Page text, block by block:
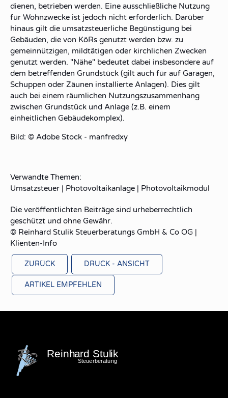
dienen, betrieben werden. Eine ausschließliche Nutzung
für Wohnzwecke ist jedoch nicht erforderlich. Darüber
hinaus gilt die umsatzsteuerliche Begünstigung bei
Gebäuden, die von KöRs genutzt werden bzw. zu
gemeinnützigen, mildtätigen oder kirchlichen Zwecken
genutzt werden. "Nähe" bedeutet dabei insbesondere auf
dem betreffenden Grundstück (gilt auch für auf Garagen,
Schuppen oder Zäunen installierte Anlagen). Dies gilt
auch bei einem räumlichen Nutzungszusammenhang
zwischen Grundstück und Anlage (z.B. einem
einheitlichen Gebäudekomplex).
Bild: © Adobe Stock - manfredxy
Verwandte Themen:
Umsatzsteuer | Photovoltaikanlage | Photovoltaikmodul
Die veröffentlichten Beiträge sind urheberrechtlich
geschützt und ohne Gewähr.
© Reinhard Stulik Steuerberatungs GmbH & Co OG |
Klienten-Info
ZURÜCK DRUCK - ANSICHT
ARTIKEL EMPFEHLEN